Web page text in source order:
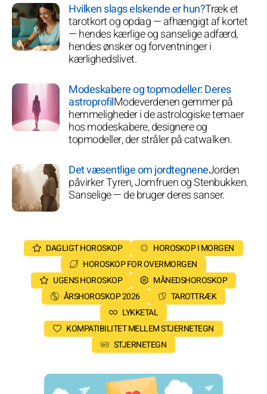
Hvilken slags elskende er hun?Træk et
tarotkort og opdag — afhængigt af kortet
— hendes kærlige og sanselige adfærd,
hendes ønsker og forventninger i
kærlighedslivet.
Modeskabere og topmodeller: Deres
astroprofilModeverdenen gemmer på
hemmeligheder i de astrologiske temaer
hos modeskabere, designere og
topmodeller, der stråler på catwalken.
Det væsentlige om jordtegneneJorden
påvirker Tyren, Jomfruen og Stenbukken.
Sanselige — de bruger deres sanser.
DAGLIGT HOROSKOP
HOROSKOP I MORGEN
HOROSKOP FOR OVERMORGEN
UGENS HOROSKOP
MÅNEDSHOROSKOP
ÅRSHOROSKOP 2026
TAROTTRÆK
LYKKETAL
KOMPATIBILITET MELLEM STJERNETEGN
STJERNETEGN